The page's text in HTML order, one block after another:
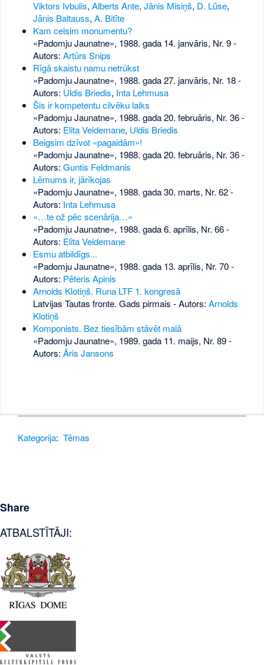
Viktors Ivbulis, Alberts Ante, Jānis Misiņš, D. Lūse,
Jānis Baltauss, A. Bitīte
Kam celsim monumentu?
«Padomju Jaunatne», 1988. gada 14. janvāris, Nr. 9-
Autors: Artūrs Snips
Rīgā skaistu namu netrūkst
«Padomju Jaunatne», 1988. gada 27. janvāris, Nr. 18-
Autors: Uldis Briedis, Inta Lehmusa
Šis ir kompetentu cilvēku laiks
«Padomju Jaunatne», 1988. gada 20. februāris, Nr. 36-
Autors: Elita Veidemane, Uldis Briedis
Beigsim dzīvot «pagaidām»!
«Padomju Jaunatne», 1988. gada 20. februāris, Nr. 36-
Autors: Guntis Feldmanis
Lēmums ir, jārīkojas
«Padomju Jaunatne», 1988. gada 30. marts, Nr. 62-
Autors: Inta Lehmusa
«…te ož pēc scenārija…»
«Padomju Jaunatne», 1988. gada 6. aprīlis, Nr. 66-
Autors: Elita Veidemane
Esmu atbildīgs...
«Padomju Jaunatne», 1988. gada 13. aprīlis, Nr. 70-
Autors: Pēteris Apinis
Arnolds Klotiņš. Runa LTF 1. kongresā
Latvijas Tautas fronte. Gads pirmais - Autors: Arnolds
Klotiņš
Komponists. Bez tiesībām stāvēt malā
«Padomju Jaunatne», 1989. gada 11. maijs, Nr. 89-
Autors: Āris Jansons
Kategorija: Tēmas
Share
ATBALSTĪTĀJI: